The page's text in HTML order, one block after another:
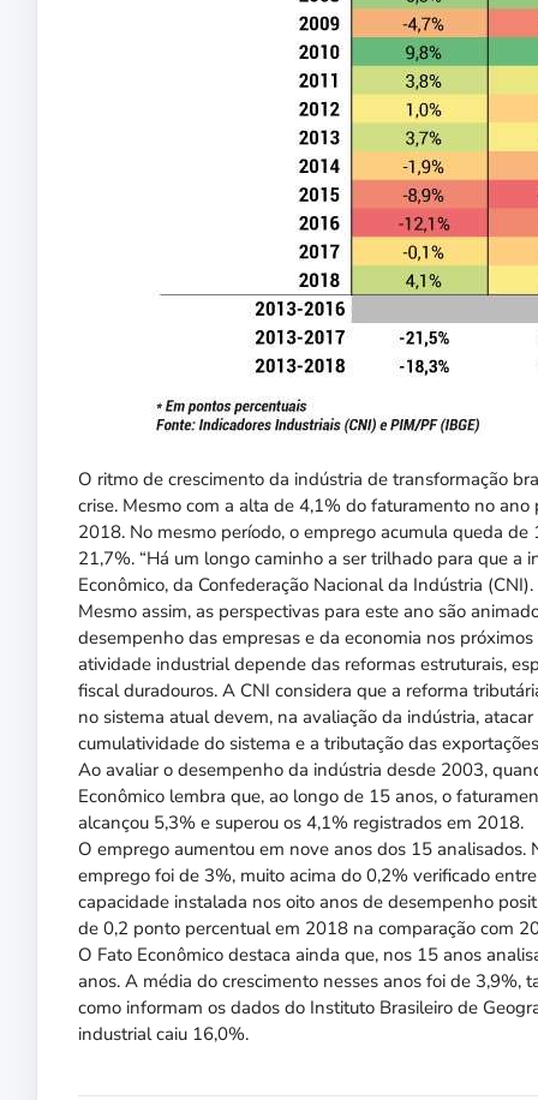
O ritmo de crescimento da indústria de transformação
crise. Mesmo com a alta de 4,1% do faturamento no
2018. No mesmo período, o emprego acumula queda
21,7%. “Há um longo caminho a ser trilhado para que a
Econômico, da Confederação Nacional da Indústria (CNI).
Mesmo assim, as perspectivas para este ano são
desempenho das empresas e da economia nos
atividade industrial depende das reformas estruturais,
fiscal duradouros. A CNI considera que a reforma
no sistema atual devem, na avaliação da indústria,
cumulatividade do sistema e a tributação das
Ao avaliar o desempenho da indústria desde 2003,
Econômico lembra que, ao longo de 15 anos, o
alcançou 5,3% e superou os 4,1% registrados em 2018.
O emprego aumentou em nove anos dos 15
emprego foi de 3%, muito acima do 0,2% verificado
capacidade instalada nos oito anos de desempenho
de 0,2 ponto percentual em 2018 na comparação com
O Fato Econômico destaca ainda que, nos 15 anos
anos. A média do crescimento nesses anos foi de
como informam os dados do Instituto Brasileiro de
industrial caiu 16,0%.